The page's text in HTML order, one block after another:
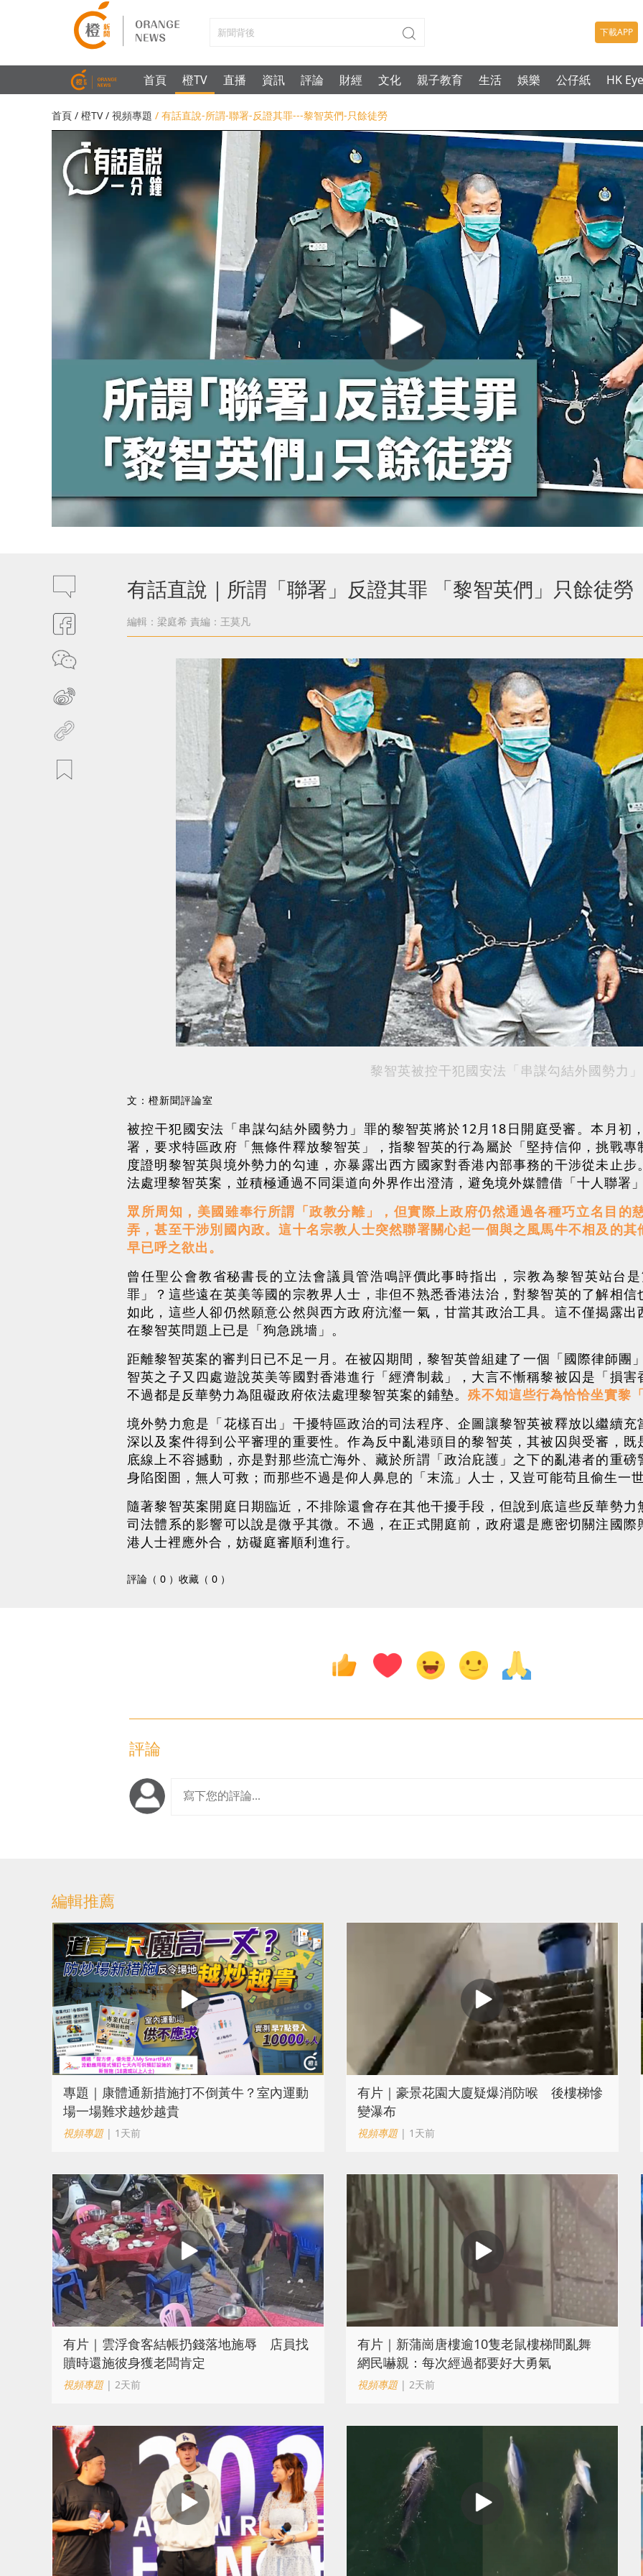
下載APP
首頁 橙TV 直播 資訊 評論 財經 文化 親子教育 生活 娛樂 公仔紙 HK Eye
首頁 / 橙TV/ 視頻專題 / 有話直說-所謂-聯署-反證其罪---黎智英們-只餘徒勞
有話直說｜所謂「聯署」反證其罪 「黎智英們」只餘徒勞
編輯：梁庭希 責編：王莫凡
黎智英被控干犯國安法「串謀勾結外國勢力
文：橙新聞評論室
被控干犯國安法「串謀勾結外國勢力」罪的黎智英將於12月18日開庭受審。本月初
署，要求特區政府「無條件釋放黎智英」，指黎智英的行為屬於「堅持信仰，挑戰
度證明黎智英與境外勢力的勾連，亦暴露出西方國家對香港內部事務的干涉從未止
法處理黎智英案，並積極通過不同渠道向外界作出澄清，避免境外媒體借「十人聯署
眾所周知，美國雖奉行所謂「政教分離」，但實際上政府仍然通過各種巧立名目的
弄，甚至干涉別國內政。這十名宗教人士突然聯署關心起一個與之風馬牛不相及的
早已呼之欲出。
曾任聖公會教省秘書長的立法會議員管浩鳴評價此事時指出，宗教為黎智英站台
罪」？這些遠在英美等國的宗教界人士，非但不熟悉香港法治，對黎智英的了解相
如此，這些人卻仍然願意公然與西方政府沆瀣一氣，甘當其政治工具。這不僅揭露
在黎智英問題上已是「狗急跳墻」。
距離黎智英案的審判日已不足一月。在被囚期間，黎智英曾組建了一個「國際律師團
智英之子又四處遊說英美等國對香港進行「經濟制裁」，大言不慚稱黎被囚是「損
不過都是反華勢力為阻礙政府依法處理黎智英案的鋪墊。 殊不知這些行為恰恰坐實黎
境外勢力愈是「花樣百出」干擾特區政治的司法程序、企圖讓黎智英被釋放以繼續
深以及案件得到公平審理的重要性。作為反中亂港頭目的黎智英，其被囚與受審，
底線上不容撼動，亦是對那些流亡海外、藏於所謂「政治庇護」之下的亂港者的重
身陷囹圄，無人可救；而那些不過是仰人鼻息的「末流」人士，又豈可能苟且偷生一
隨著黎智英案開庭日期臨近，不排除還會存在其他干擾手段，但說到底這些反華勢
司法體系的影響可以說是微乎其微。不過，在正式開庭前，政府還是應密切關注國
港人士裡應外合，妨礙庭審順利進行。
評論（ 0 ） 收藏（ 0 ）
評論
編輯推薦
專題｜康體通新措施打不倒黃牛？室內運動
場一場難求越炒越貴
視頻專題| 1天前
有片｜豪景花園大廈疑爆消防喉 後樓梯慘
變瀑布
視頻專題| 1天前
​有片｜雲浮食客結帳扔錢落地施辱 店員找
贖時還施彼身獲老闆肯定
視頻專題| 2天前
有片｜新蒲崗唐樓逾10隻老鼠樓梯間亂舞
網民嚇親：每次經過都要好大勇氣
視頻專題| 2天前